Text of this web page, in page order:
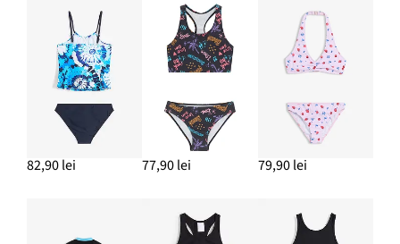
82,90 lei 77,90 lei 79,90 lei